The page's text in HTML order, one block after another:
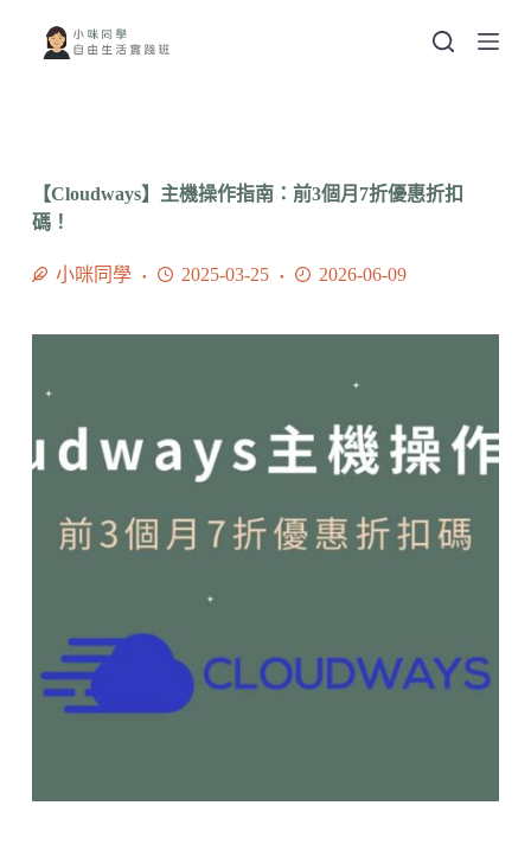
【Cloudways】主機操作指南：前3個月7折優惠折扣
碼！
小咪同學 2025-03-25 2026-06-09